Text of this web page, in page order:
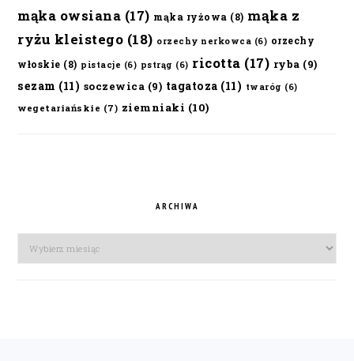
mąka owsiana (17) mąka ryżowa (8) mąka z
ryżu kleistego (18) orzechy nerkowca (6) orzechy
włoskie (8) pistacje (6) pstrąg (6) ricotta (17) ryba (9)
sezam (11) soczewica (9) tagatoza (11) twaróg (6)
wegetariańskie (7) ziemniaki (10)
ARCHIWA
Archiwa